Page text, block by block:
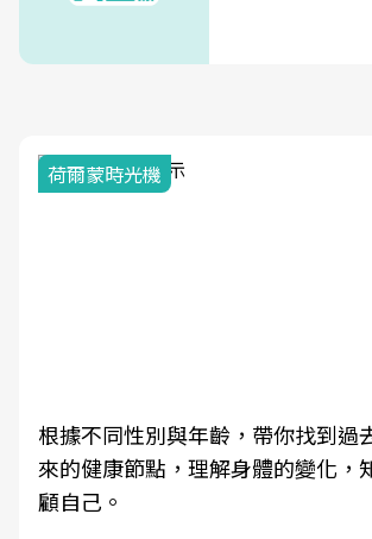
荷爾蒙時光機
根據不同性別與年齡，帶你找到過
來的健康節點，理解身體的變化，
顧自己。